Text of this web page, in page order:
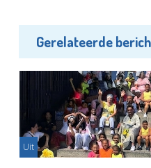
Gerelateerde
Uit